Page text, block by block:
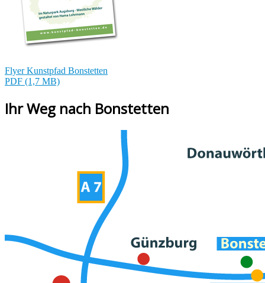
Flyer Kunstpfad Bonstetten
PDF (1,7 MB)
Ihr Weg nach Bonstetten